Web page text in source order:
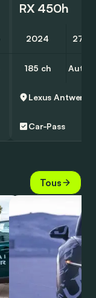
RX 450h
2024 27
185 ch
Lexus
Car-Pass
Tous